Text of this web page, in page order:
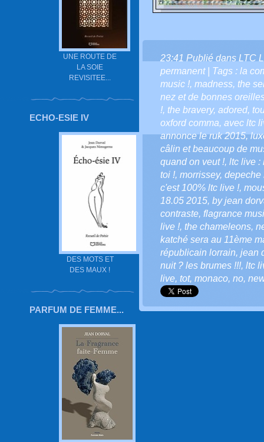
UNE ROUTE DE
LA SOIE
REVISITEE...
ECHO-ESIE IV
DES MOTS ET
DES MAUX !
PARFUM DE FEMME...
23:41 Publié dans LTC
permanent| Tags : la
music !, madness, the
nez et de bonnes
!, the bravery, adored,
oxford comma, avec ltc
annonce le ruk 2015,
câlin et beaucoup de
quand on veut !, ltc live :
toi !, morrissey, depeche
c'est 100% ltc live !,
18.05 2015, by jean
contraste, flagrance
live !, the chameleons,
katché sera au 11ème
républicain lorrain, jean
nuit ? les brumes !!!, ltc
live, tot, monaco, no,